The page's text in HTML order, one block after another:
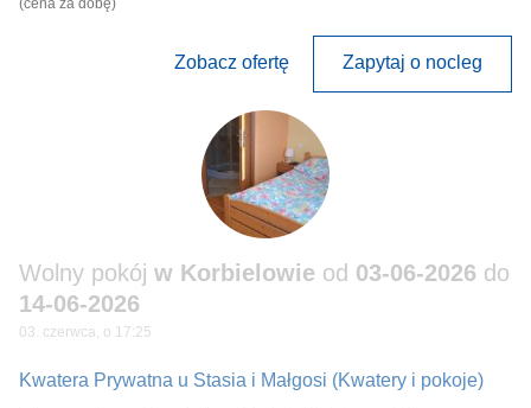
(cena za dobę)
Zobacz ofertę Zapytaj o nocleg
Wolny pokój w Korbielowie od 03-06-2026 do
14-06-2026
03. czerwca, o 17:25
Kwatera Prywatna u Stasia i Małgosi (Kwatery i pokoje)